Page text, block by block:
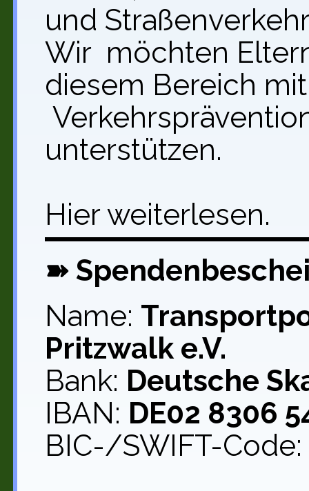
und
Wir möchten
diesem Bereich
unterstützen.
Hier weiterlesen.
➽
Name:
Pritzwalk e.V.
Bank: Deutsche
IBAN: DE02 8306
BIC-/SWIFT-Code: